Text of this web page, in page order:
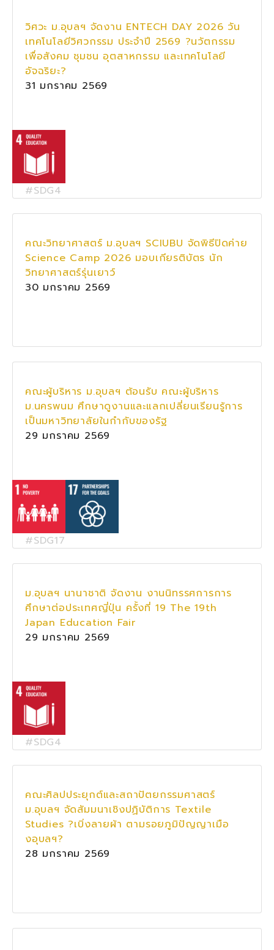
วิศวะ ม.อุบลฯ จัดงาน ENTECH DAY 2026 วัน
เทคโนโลยีวิศวกรรม ประจำปี 2569 ?นวัตกรรม
เพื่อสังคม ชุมชน อุตสาหกรรม และเทคโนโลยี
อัจฉริยะ?
31 มกราคม 2569
#SDG4
คณะวิทยาศาสตร์ ม.อุบลฯ SCIUBU จัดพิธีปิดค่าย
Science Camp 2026 มอบเกียรติบัตร นัก
วิทยาศาสตร์รุ่นเยาว์
30 มกราคม 2569
คณะผู้บริหาร ม.อุบลฯ ต้อนรับ คณะผู้บริหาร
ม.นครพนม ศึกษาดูงานและแลกเปลี่ยนเรียนรู้การ
เป็นมหาวิทยาลัยในกำกับของรัฐ
29 มกราคม 2569
#SDG17
ม.อุบลฯ นานาชาติ จัดงาน งานนิทรรศการการ
ศึกษาต่อประเทศญี่ปุ่น ครั้งที่ 19 The 19th
Japan Education Fair
29 มกราคม 2569
#SDG4
คณะศิลปประยุกต์และสถาปัตยกรรมศาสตร์
ม.อุบลฯ จัดสัมมนาเชิงปฏิบัติการ Textile
Studies ?เบิ่งลายผ้า ตามรอยภูมิปัญญาเมือ
งอุบลฯ?
28 มกราคม 2569